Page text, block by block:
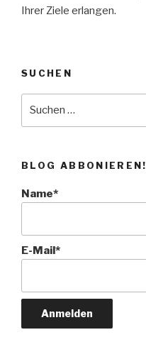
Ihrer Ziele erlangen.
SUCHEN
BLOG ABBONIEREN!
Name*
E-Mail*